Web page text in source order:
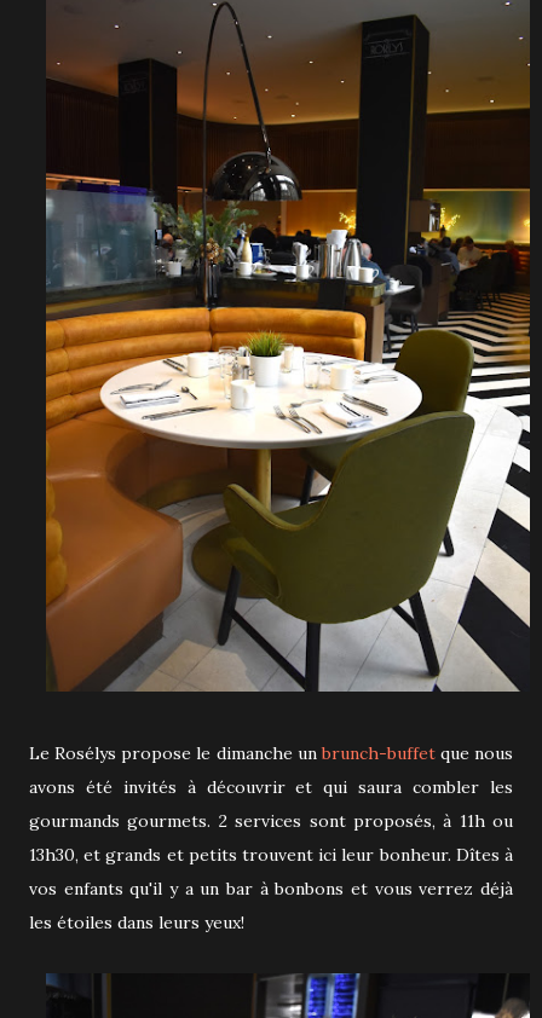
Le Rosélys propose le dimanche unbrunch-buffetque nous
avons été invités à découvrir et qui saura combler les
gourmands gourmets. 2 services sont proposés, à 11h ou
13h30, et grands et petits trouvent ici leur bonheur. Dîtes à
vos enfants qu'il y a un bar à bonbons et vous verrez déjà
les étoiles dans leurs yeux!